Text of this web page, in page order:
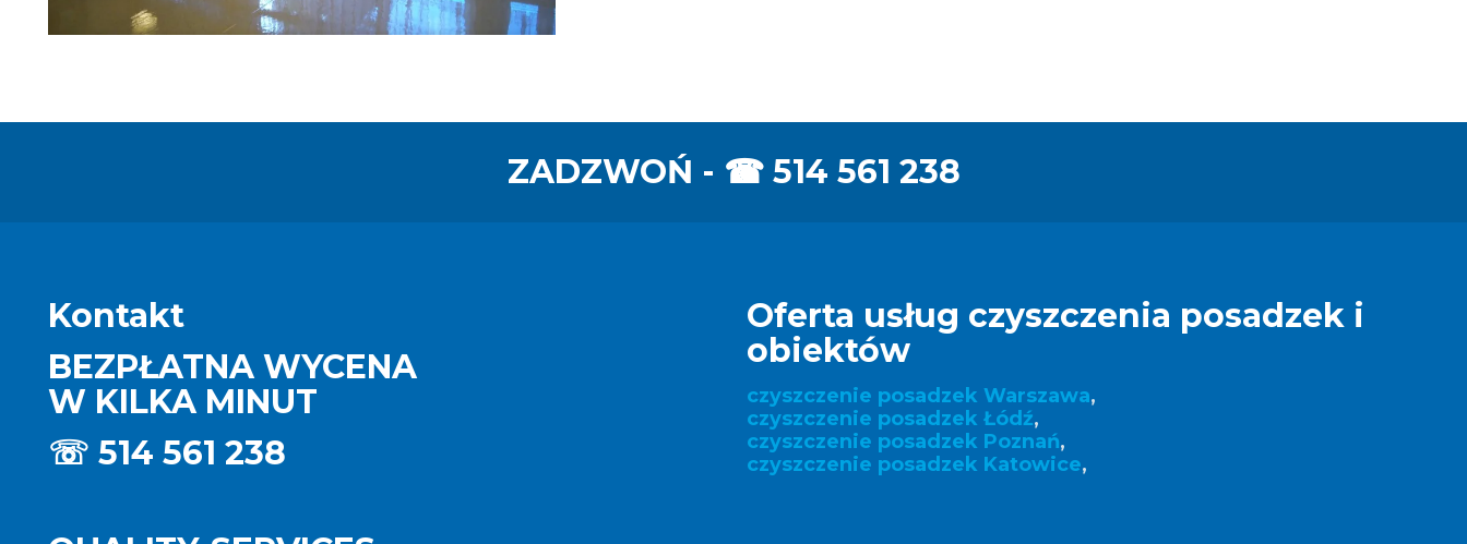
ZADZWOŃ - ☎ 514 561 238
Kontakt
BEZPŁATNA WYCENA
W KILKA MINUT
☏ 514 561 238
Oferta usług czyszczenia posadzek i
obiektów
czyszczenie posadzek Warszawa,
czyszczenie posadzek Łódź,
czyszczenie posadzek Poznań,
czyszczenie posadzek Katowice,